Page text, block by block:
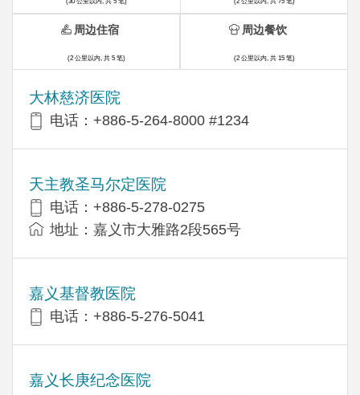
大林慈济医院
电话：+886-5-264-8000 #1234
天主教圣马尔定医院
电话：+886-5-278-0275
地址：嘉义市大雅路2段565号
嘉义基督教医院
电话：+886-5-276-5041
嘉义长庚纪念医院
周边住宿
(2 公里以内, 共 5 笔)
周边餐饮
(2 公里以内, 共 15 笔)